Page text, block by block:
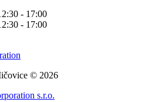
- 17:00
- 17:00
© 2026
s.r.o.